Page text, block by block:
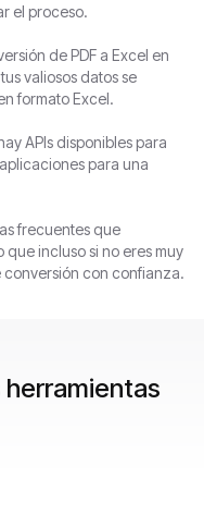
el proceso.
de PDF a Excel en
valiosos datos se
formato Excel.
APIs disponibles para
para una
frecuentes que
incluso si no eres muy
con confianza.